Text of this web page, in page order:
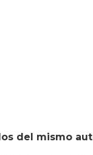
del mismo